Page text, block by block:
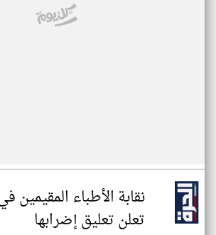
نقابة الأطباء المقيمين
تعلن تعليق إضرابها